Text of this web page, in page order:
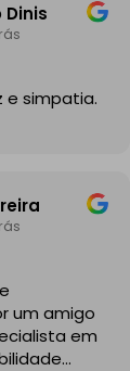
Dinis
e simpatia.
um amigo
em